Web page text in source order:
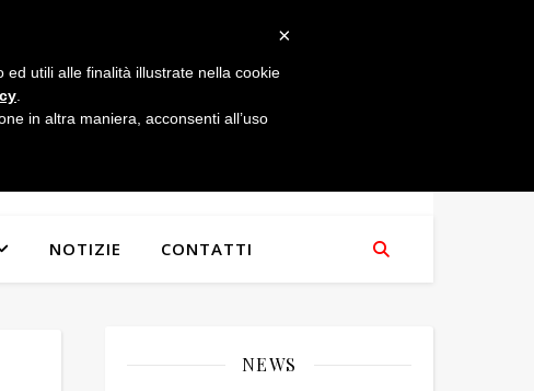
NOTIZIE CONTATTI
NEWS
×
utili alle finalità illustrate nella cookie
in altra maniera, acconsenti all’uso